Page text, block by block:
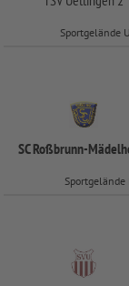
Sportgelände
SC Roßbrunn-